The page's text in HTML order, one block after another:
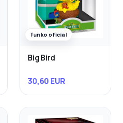
Funko oficial
Big Bird
30,60 EUR